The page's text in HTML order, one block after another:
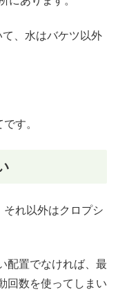
、水はバケツ以外
す。
れ以外はクロプシ
配置でなければ、最
回数を使ってしまい